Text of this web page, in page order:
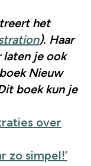
het
). Haar
laten je ook
Nieuw
boek kun je
over
zo simpel!’